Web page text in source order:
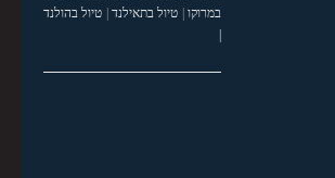
במרוקו| טיול בתאילנד| טיול בהולנד
|